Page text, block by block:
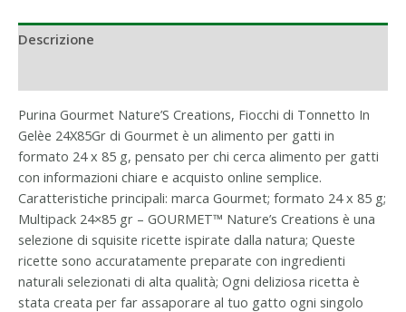
Descrizione
Purina Gourmet Nature’S Creations, Fiocchi di Tonnetto In
Gelèe 24X85Gr di Gourmet è un alimento per gatti in
formato 24 x 85 g, pensato per chi cerca alimento per gatti
con informazioni chiare e acquisto online semplice.
Caratteristiche principali: marca Gourmet; formato 24 x 85 g;
Multipack 24×85 gr – GOURMET™ Nature’s Creations è una
selezione di squisite ricette ispirate dalla natura; Queste
ricette sono accuratamente preparate con ingredienti
naturali selezionati di alta qualità; Ogni deliziosa ricetta è
stata creata per far assaporare al tuo gatto ogni singolo